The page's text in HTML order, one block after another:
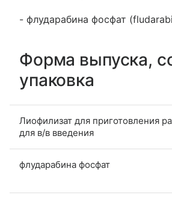
- флударабина фосфат
Форма выпуска,
упаковка
Лиофилизат для приготовления
для в/в введения
флударабина фосфат